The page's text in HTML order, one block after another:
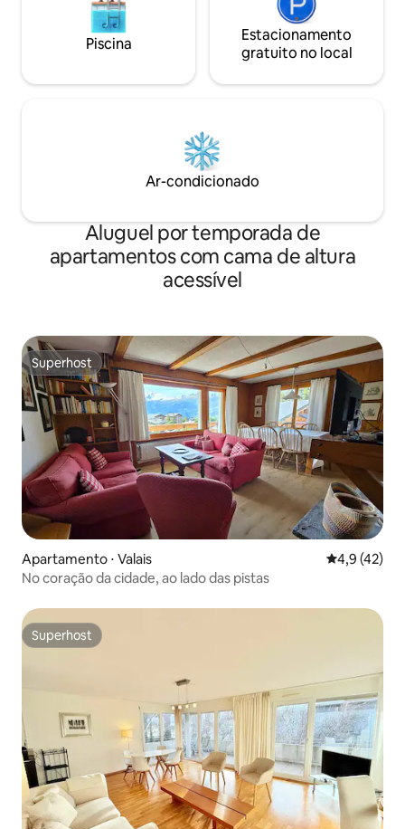
espreguiçadeiras disponíveis. O grande
loft ao lado da piscina de hóspedes
também é compartilhado com os outros
hóspedes, onde estão os colchões para
as espreguiçadeiras.
Piscina
Estacionamento
gratuito no local
Ar-condicionado
Aluguel por temporada de
apartamentos com cama de altura
acessível
Superhost
Superhost
Apartamento ⋅ Valais 4,9 de uma
4,9 (42)
No coração da cidade, ao lado das pistas
Superhost
Superhost